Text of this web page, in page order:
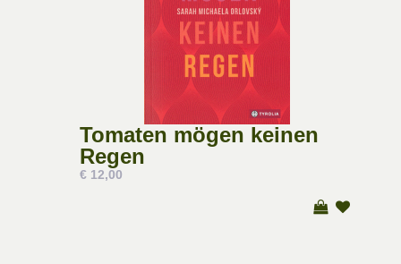
Tomaten mögen keinen
Regen
€ 12,00